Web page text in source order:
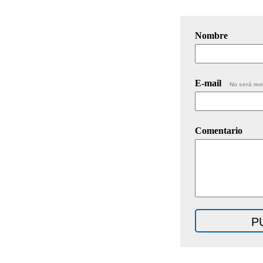
Nombre
E-mail No será
Comentario